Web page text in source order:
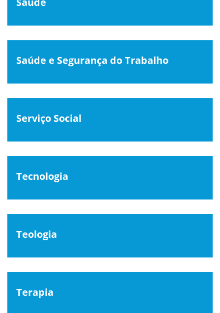
Saúde e Segurança do Trabalho
Serviço Social
Tecnologia
Teologia
Terapia